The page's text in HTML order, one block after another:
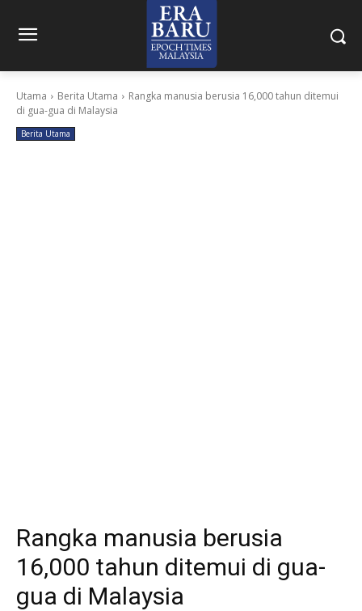
Utama Berita Utama
Rangka manusia berusia 16,000 tahun ditemui
di gua-gua di Malaysia
Berita Utama
Rangka manusia berusia
16,000 tahun ditemui di gua-
gua di Malaysia